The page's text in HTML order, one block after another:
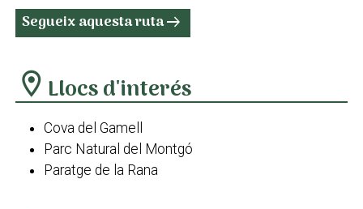
Segueix aquesta rutaarrow_right_alt
location_on Llocs d'interés
Cova del Gamell
Parc Natural del Montgó
Paratge de la Rana